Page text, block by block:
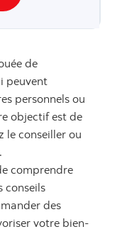
de
peuvent
personnels ou
objectif est de
le conseiller ou
comprendre
conseils
des
votre bien-